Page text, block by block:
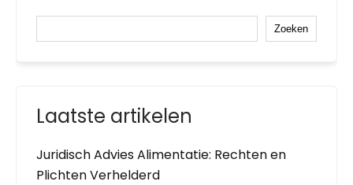
Zoeken
Laatste artikelen
Juridisch Advies Alimentatie: Rechten en
Plichten Verhelderd